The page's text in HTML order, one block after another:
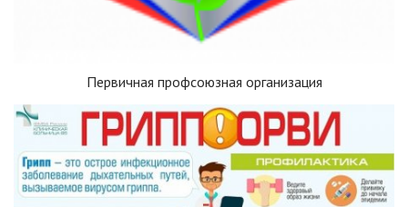
Первичная профсоюзная организация